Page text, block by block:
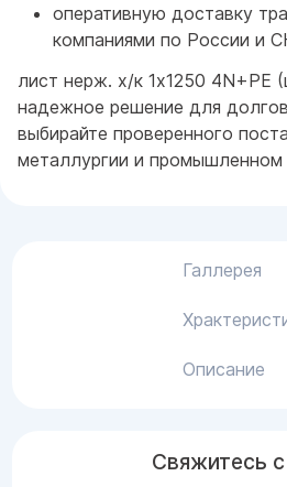
оперативную доставку
компаниями по России и
лист нерж. х/к 1х1250 4N+PE
надежное решение для
выбирайте проверенного
металлургии и промышленном
Галлерея
Описание
Свяжитесь